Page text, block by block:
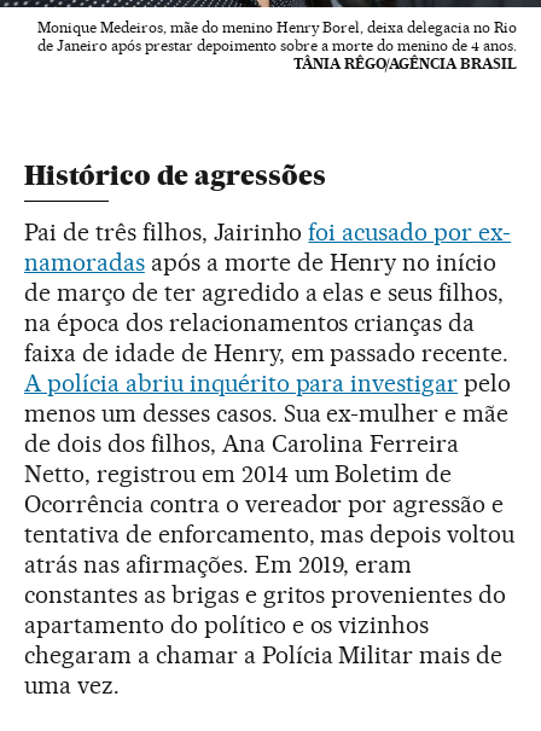
Monique Medeiros, mãe do menino Henry Borel, deixa delegacia no Rio
de Janeiro após prestar depoimento sobre a morte do menino de 4 anos.
TÂNIA RÊGO/AGÊNCIA BRASIL
Histórico de agressões
Pai de três filhos, Jairinhofoi acusado por ex-
namoradasapós a morte de Henry no início
de março de ter agredido a elas e seus filhos,
na época dos relacionamentos crianças da
faixa de idade de Henry, em passado recente.
A polícia abriu inquérito para investigar pelo
menos um desses casos. Sua ex-mulher e mãe
de dois dos filhos, Ana Carolina Ferreira
Netto, registrou em 2014 um Boletim de
Ocorrência contra o vereador por agressão e
tentativa de enforcamento, mas depois voltou
atrás nas afirmações. Em 2019, eram
constantes as brigas e gritos provenientes do
apartamento do político e os vizinhos
chegaram a chamar a Polícia Militar mais de
uma vez.